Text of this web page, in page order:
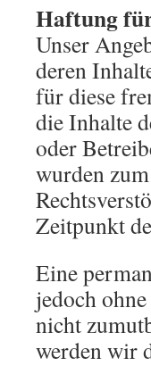
Haftung
Unser
deren
für diese
die Inhalte
oder
wurden
Zeitpunkt
Eine
jedoch
nicht
werden wir